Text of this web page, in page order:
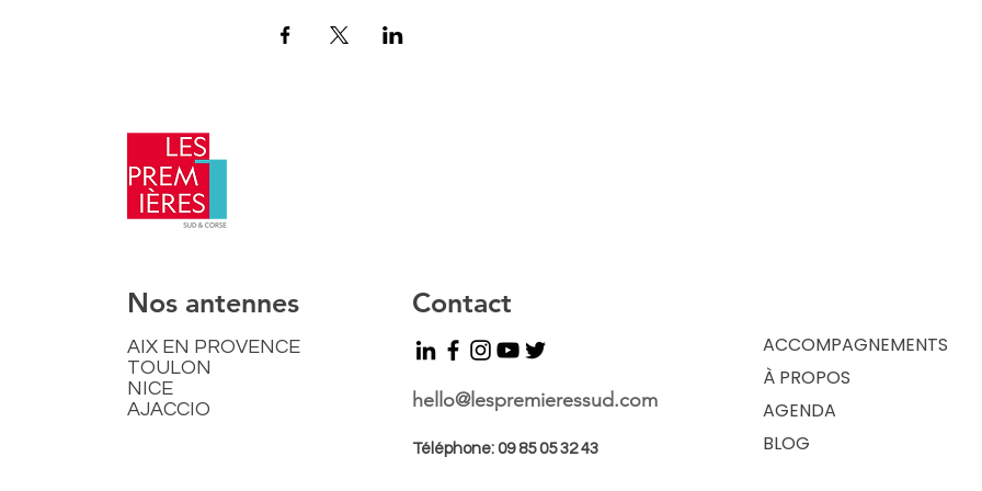
​Nos antennes
AIX EN PROVENCE
TOULON
NICE
AJACCIO​
Contact
hello@lespremieressud.com
Téléphone: 09 85 05 32 43
ACCOMPAGNEMENTS
À PROPOS
AGENDA
BLOG